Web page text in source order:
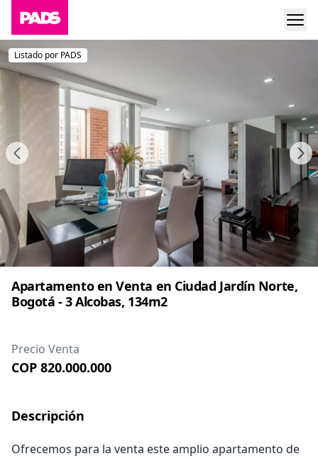
Listado por PADS
Apartamento en Venta en Ciudad Jardín Norte,
Bogotá - 3 Alcobas, 134m2
Precio Venta
COP 820.000.000
Descripción
Ofrecemos para la venta este amplio apartamento de